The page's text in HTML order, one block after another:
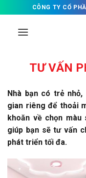
to
content
CÔNG TY CỔ
TƯ VẤN
Nhà bạn có trẻ
gian riêng để thoải
khoăn về chọn màu
giúp bạn sẽ tư vấn
phát triển tối đa.